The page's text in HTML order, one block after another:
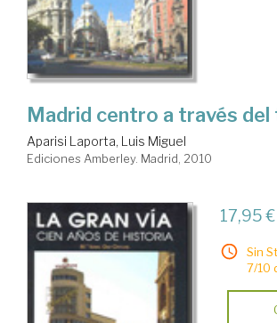
Madrid centro a través del
Aparisi Laporta, Luis Miguel
Ediciones Amberley. Madrid, 2010
17,95 €
Sin
7/10